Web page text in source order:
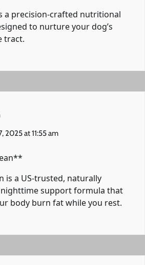
a precision-crafted nutritional
to nurture your dog’s
tract.
2025 at 11:55 am
is a US-trusted, naturally
support formula that
body burn fat while you rest.